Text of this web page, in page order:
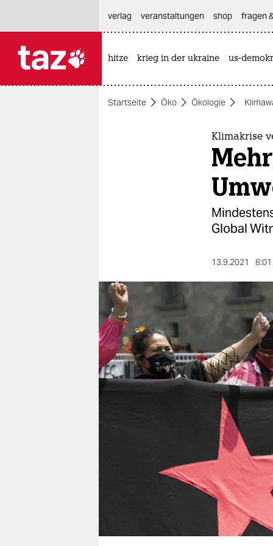
themen
nord
wahrheit
verlag
verlag
unterstützen
verlag
veranstaltungen shop fragen
hitze krieg in der ukraine us-
Startseite Öko Ökologie
Klimakrise
Global
13.9.2021